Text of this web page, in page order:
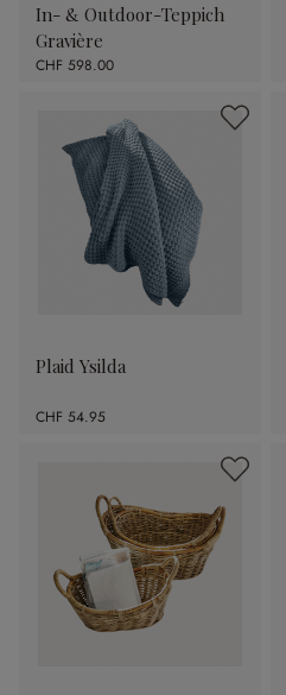
In- & Outdoor-Teppich
Gravière
CHF 598.00
Plaid Ysilda
CHF 54.95